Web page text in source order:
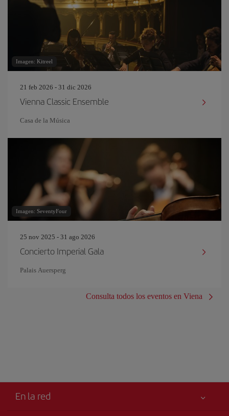
Imagen: Kitreel
21 feb 2026 - 31 dic 2026
Vienna Classic Ensemble
Casa de la Música
Imagen: SeventyFour
25 nov 2025 - 31 ago 2026
Concierto Imperial Gala
Palais Auersperg
Consulta todos los eventos en Viena
En la red